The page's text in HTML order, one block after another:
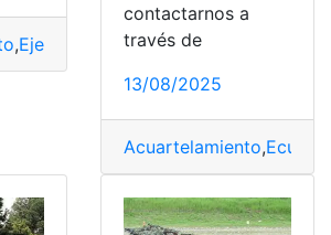
,Ejercito inscribirte, Voluntario
contactarnos a
través de
13/08/2025
Acuartelamiento,